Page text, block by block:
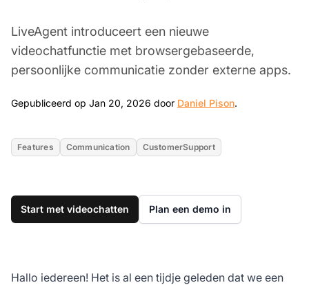
LiveAgent introduceert een nieuwe
videochatfunctie met browsergebaseerde,
persoonlijke communicatie zonder externe apps.
Gepubliceerd op Jan 20, 2026 door Daniel Pison.
Features Communication CustomerSupport
Start met videochatten Plan een demo in
Hallo iedereen! Het is al een tijdje geleden dat we een